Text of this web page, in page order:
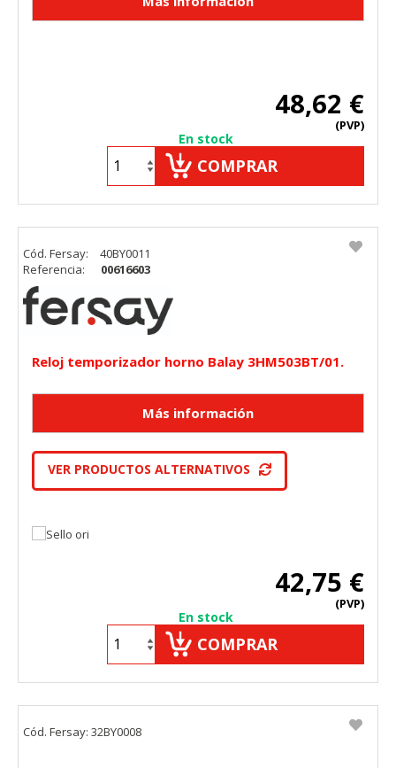
48,62 €
(PVP)
En stock
COMPRAR
Reloj temporizador horno Balay 3HM503BT/01.
VER PRODUCTOS ALTERNATIVOS
42,75 €
(PVP)
En stock
COMPRAR
Cód. Fersay:
40BY0011
Referencia:
00616603
Cód. Fersay: 32BY0008